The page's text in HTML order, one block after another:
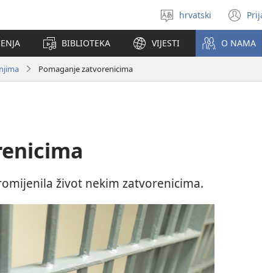
Izaberi
jezik
hrvatski
se
novi
BIBLIOTEKA VIJESTI O NAMA
Pomaganje zatvorenicima
život nekim zatvorenicima.